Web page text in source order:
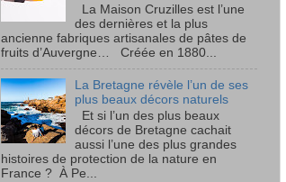
La Maison Cruzilles est l’une
des dernières et la plus
ancienne fabriques artisanales de pâtes de
fruits d’Auvergne… Créée en 1880...
La Bretagne révèle l’un de ses
plus beaux décors naturels
Et si l’un des plus beaux
décors de Bretagne cachait
aussi l’une des plus grandes
histoires de protection de la nature en
France ? À Pe...